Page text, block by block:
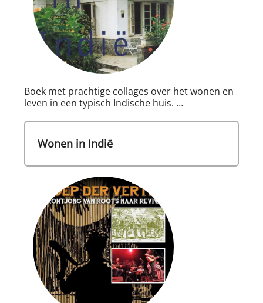
Boek met prachtige collages over het wonen en
leven in een typisch Indische huis. …
Wonen in Indië